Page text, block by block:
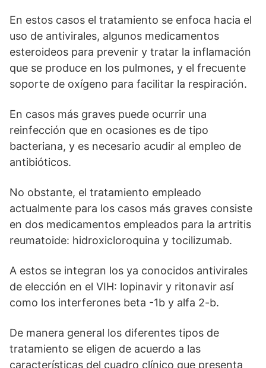
En estos casos el tratamiento se enfoca hacia el
uso de antivirales, algunos medicamentos
esteroideos para prevenir y tratar la inflamación
que se produce en los pulmones, y el frecuente
soporte de oxígeno para facilitar la respiración.
En casos más graves puede ocurrir una
reinfección que en ocasiones es de tipo
bacteriana, y es necesario acudir al empleo de
antibióticos.
No obstante, el tratamiento empleado
actualmente para los casos más graves consiste
en dos medicamentos empleados para la artritis
reumatoide: hidroxicloroquina y tocilizumab.
A estos se integran los ya conocidos antivirales
de elección en el VIH: lopinavir y ritonavir así
como los interferones beta -1b y alfa 2-b.
De manera general los diferentes tipos de
tratamiento se eligen de acuerdo a las
características del cuadro clínico que presenta